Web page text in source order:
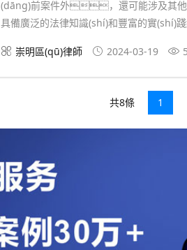
(dāng)前案件外，還可能涉及其他
具備廣泛的法律知識(shí)和豐富的實
崇明區(qū)律師 2024-03-19
共8條 1